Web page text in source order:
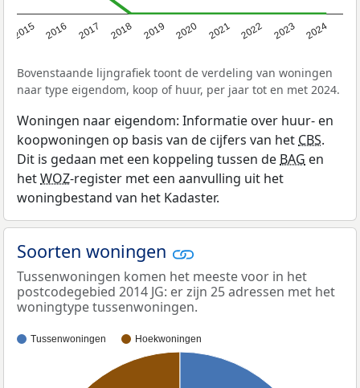
2015 2016 2017 2018 2019 2020 2021 2022 2023 2024
Bovenstaande lijngrafiek toont de verdeling van woningen
naar type eigendom, koop of huur, per jaar tot en met 2024.
Woningen naar eigendom: Informatie over huur- en
koopwoningen op basis van de cijfers van hetCBS.
Dit is gedaan met een koppeling tussen deBAG en
hetWOZ-register met een aanvulling uit het
woningbestand van het Kadaster.
Soorten woningen
Tussenwoningen komen het meeste voor in het
postcodegebied 2014 JG: er zijn 25 adressen met het
woningtype tussenwoningen.
Tussenwoningen Hoekwoningen